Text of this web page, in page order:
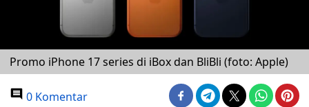
Promo iPhone 17 series di iBox dan BliBli (foto: Apple)
0 Komentar